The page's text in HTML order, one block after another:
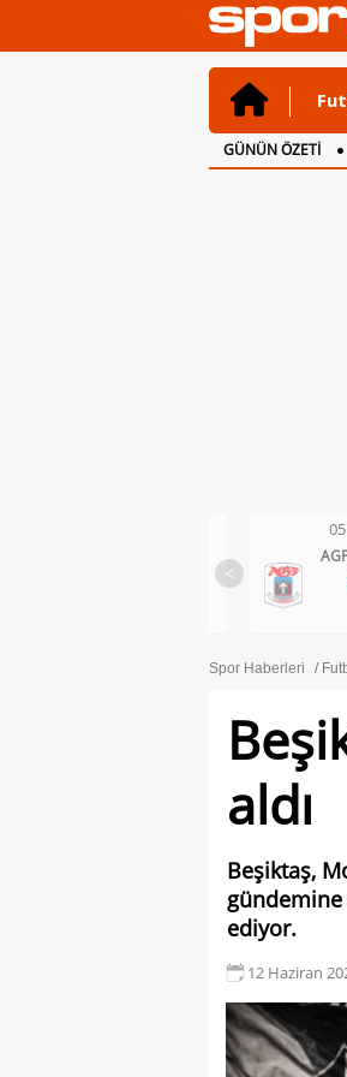
GÜNÜN ÖZETİ
CANLI ANLATIM
<
Spor Haberleri
aldı
Beşiktaş,
gündemine
ediyor.
12 Haziran